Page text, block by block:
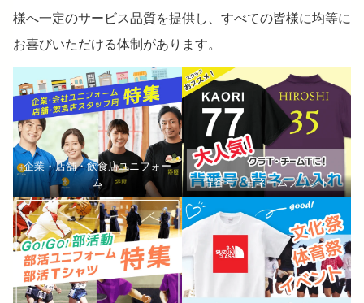
様へ一定のサービス品質を提供し、すべての皆様に均等に
お喜びいただける体制があります。
企業・店舗・飲食店ユニフォー
ム
背番号・背ネームプリント